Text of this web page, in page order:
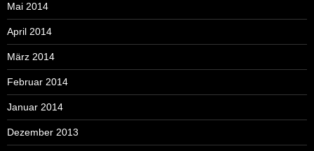
Mai 2014
April 2014
März 2014
Februar 2014
Januar 2014
Dezember 2013